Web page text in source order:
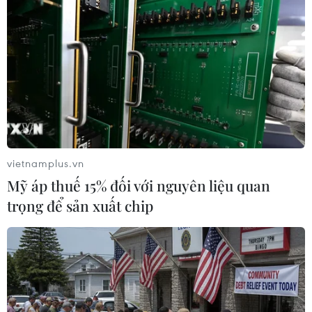
Nét quê mộc mạc ở chợ
phường Vị Thanh giữa lòng
thành phố Cần Thơ
05/08/2026 02:00
Điểm hẹn ngắm băng trôi
và cá voi ở Canada
05/08/2026 01:08
Lễ hội Văn hóa, Du lịch
Mường Lò năm 2026 sẽ
diễn ra từ ngày 25/9 đến
Ninh Bình được đề cử hạng
mục Điểm đến mới nổi
hàng đầu châu Á 2026
vietnamplus.vn
Mỹ áp thuế 15% đối với nguyên liệu quan
trọng để sản xuất chip